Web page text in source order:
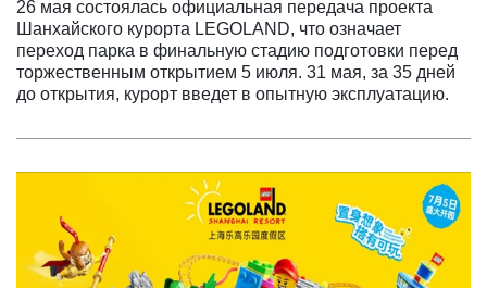
26 мая состоялась официальная передача проекта
Шанхайского курорта LEGOLAND, что означает
переход парка в финальную стадию подготовки перед
торжественным открытием 5 июля. 31 мая, за 35 дней
до открытия, курорт введет в опытную эксплуатацию.